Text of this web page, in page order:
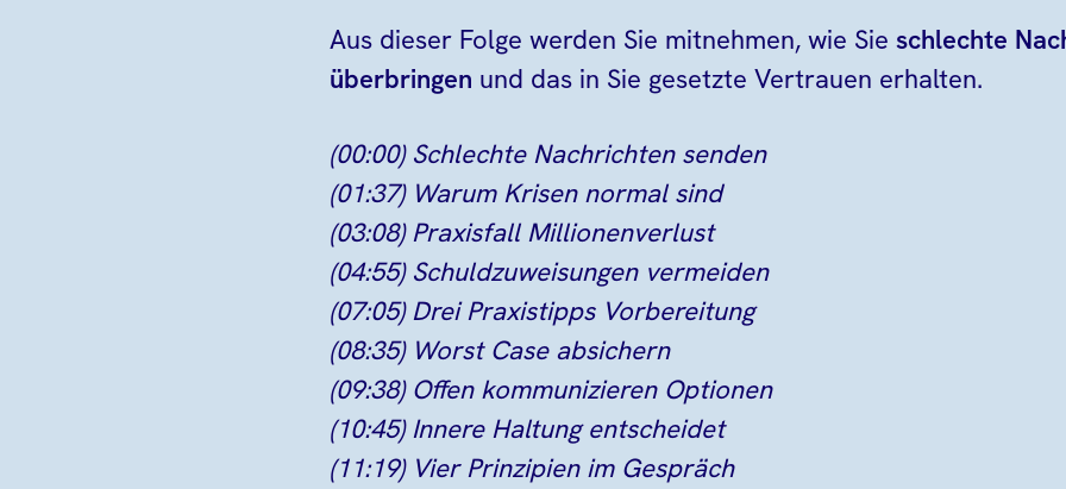
Aus dieser Folge werden Sie mitnehmen, wie Sieschlechte
überbringen und das in Sie gesetzte Vertrauen erhalten.
(00:00) Schlechte Nachrichten senden
(01:37) Warum Krisen normal sind
(03:08) Praxisfall Millionenverlust
(04:55) Schuldzuweisungen vermeiden
(07:05) Drei Praxistipps Vorbereitung
(08:35) Worst Case absichern
(09:38) Offen kommunizieren Optionen
(10:45) Innere Haltung entscheidet
(11:19) Vier Prinzipien im Gespräch